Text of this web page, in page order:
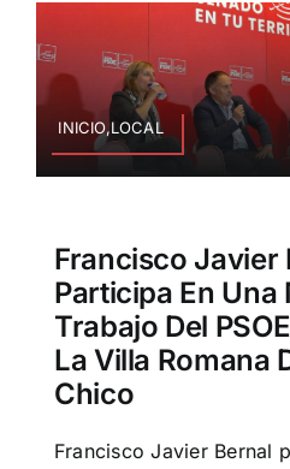
INICIO,LOCAL
Francisco Javier
Participa En Una
Trabajo Del
La Villa Romana
Chico
Francisco Javier Bernal